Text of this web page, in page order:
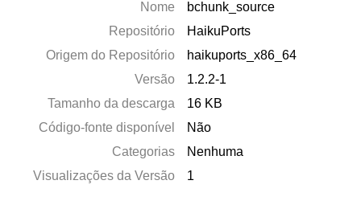
Nome
bchunk_source
Repositório
HaikuPorts
Origem do Repositório
haikuports_x86_64
Versão
1.2.2-1
Tamanho da descarga
16 KB
Código-fonte disponível
Não
Categorias
Nenhuma
Visualizações da Versão
1